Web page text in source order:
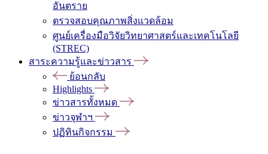
อันตราย
ตรวจสอบคุณภาพสิ่งแวดล้อม
ศูนย์เครื่องมือวิจัยวิทยาศาสตร์และเทคโนโลยี
(STREC)
สาระความรู้และข่าวสาร
ย้อนกลับ
Highlights
ข่าวสารทั้งหมด
ข่าวจุฬาฯ
ปฏิทินกิจกรรม